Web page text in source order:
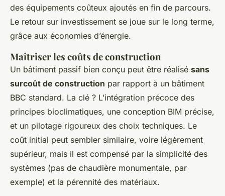
des équipements coûteux ajoutés en fin de parcours.
Le retour sur investissement se joue sur le long terme,
grâce aux économies d’énergie.
Maîtriser les coûts de construction
Un bâtiment passif bien conçu peut être réalisé sans
surcoût de construction par rapport à un bâtiment
BBC standard. La clé ? L’intégration précoce des
principes bioclimatiques, une conception BIM précise,
et un pilotage rigoureux des choix techniques. Le
coût initial peut sembler similaire, voire légèrement
supérieur, mais il est compensé par la simplicité des
systèmes (pas de chaudière monumentale, par
exemple) et la pérennité des matériaux.